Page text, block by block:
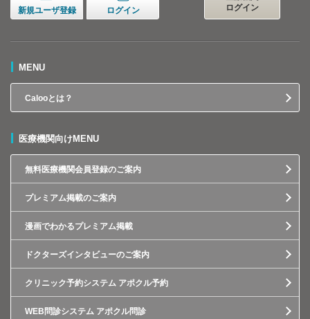
新規ユーザ登録 ログイン
ログイン
MENU
Calooとは？
医療機関向けMENU
無料医療機関会員登録のご案内
プレミアム掲載のご案内
漫画でわかるプレミアム掲載
ドクターズインタビューのご案内
クリニック予約システム アポクル予約
WEB問診システム アポクル問診